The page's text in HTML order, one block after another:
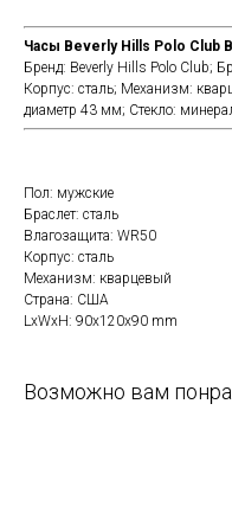
Часы Beverly Hills Polo Club
Бренд: Beverly Hills Polo Club;
Корпус: сталь; Механизм:
диаметр 43 мм; Стекло:
Пол: мужские
Браслет: сталь
Влагозащита: WR50
Корпус: сталь
Механизм: кварцевый
Страна: США
LxWxH: 90x120x90 mm
Возможно вам